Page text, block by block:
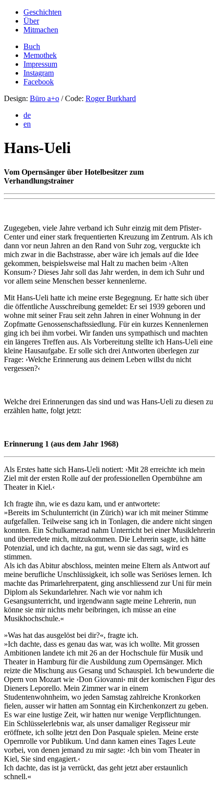
Geschichten
Über
Mitmachen
Buch
Memothek
Impressum
Instagram
Facebook
Design: Büro a+o / Code: Roger Burkhard
de
en
Hans-Ueli
Vom Opernsänger über Hotelbesitzer zum
Verhandlungstrainer
Zugegeben, viele Jahre verband ich Suhr einzig mit dem Pfister-
Center und einer stark frequentierten Kreuzung im Zentrum. Als ich
dann vor neun Jahren an den Rand von Suhr zog, verguckte ich
mich zwar in die Bachstrasse, aber wäre ich jemals auf die Idee
gekommen, beispielsweise mal Halt zu machen beim ›Alten
Konsum‹? Dieses Jahr soll das Jahr werden, in dem ich Suhr und
vor allem seine Menschen besser kennenlerne.
Mit Hans-Ueli hatte ich meine erste Begegnung. Er hatte sich über
die öffentliche Ausschreibung gemeldet: Er sei 1939 geboren und
wohne mit seiner Frau seit zehn Jahren in einer Wohnung in der
Zopfmatte Genossenschaftssiedlung. Für ein kurzes Kennenlernen
ging ich bei ihm vorbei. Wir fanden uns sympathisch und machten
ein längeres Treffen aus. Als Vorbereitung stellte ich Hans-Ueli eine
kleine Hausaufgabe. Er solle sich drei Antworten überlegen zur
Frage: ›Welche Erinnerung aus deinem Leben willst du nicht
vergessen?‹
Welche drei Erinnerungen das sind und was Hans-Ueli zu diesen zu
erzählen hatte, folgt jetzt:
Erinnerung 1 (aus dem Jahr 1968)
Als Erstes hatte sich Hans-Ueli notiert: ›Mit 28 erreichte ich mein
Ziel mit der ersten Rolle auf der professionellen Opernbühne am
Theater in Kiel.‹
Ich fragte ihn, wie es dazu kam, und er antwortete:
»Bereits im Schulunterricht (in Zürich) war ich mit meiner Stimme
aufgefallen. Teilweise sang ich in Tonlagen, die andere nicht singen
konnten. Ein Schulkamerad nahm Unterricht bei einer Musiklehrerin
und überredete mich, mitzukommen. Die Lehrerin sagte, ich hätte
Potenzial, und ich dachte, na gut, wenn sie das sagt, wird es
stimmen.
Als ich das Abitur abschloss, meinten meine Eltern als Antwort auf
meine berufliche Unschlüssigkeit, ich solle was Seriöses lernen. Ich
machte das Primarlehrerpatent, ging anschliessend zur Uni für mein
Diplom als Sekundarlehrer. Nach wie vor nahm ich
Gesangsunterricht, und irgendwann sagte meine Lehrerin, nun
könne sie mir nichts mehr beibringen, ich müsse an eine
Musikhochschule.«
»Was hat das ausgelöst bei dir?«, fragte ich.
»Ich dachte, dass es genau das war, was ich wollte. Mit grossen
Ambitionen landete ich mit 26 an der Hochschule für Musik und
Theater in Hamburg für die Ausbildung zum Opernsänger. Mich
reizte die Mischung aus Gesang und Schauspiel. Ich bewunderte die
Opern von Mozart wie ›Don Giovanni‹ mit der komischen Figur des
Dieners Leporello. Mein Zimmer war in einem
Studentenwohnheim, wo jeden Samstag zahlreiche Kronkorken
fielen, ausser wir hatten am Sonntag ein Kirchenkonzert zu geben.
Es war eine lustige Zeit, wir hatten nur wenige Verpflichtungen.
Ein Schlüsselerlebnis war, als unser damaliger Regisseur mir
eröffnete, ich sollte jetzt den Don Pasquale spielen. Meine erste
Opernrolle vor Publikum. Und dann kamen eines Tages Leute
vorbei, von denen jemand zu mir sagte: ›Ich bin vom Theater in
Kiel, Sie sind engagiert.‹
Ich dachte, das ist ja verrückt, das geht jetzt aber erstaunlich
schnell.«